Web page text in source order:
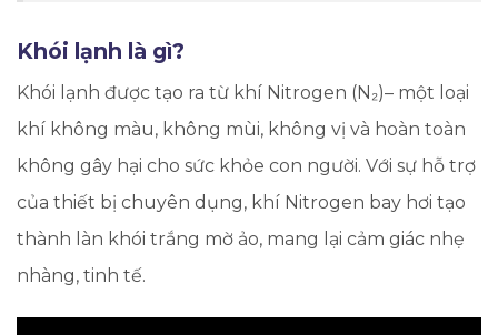
Khói lạnh là gì?
Khói lạnh được tạo ra từ khí Nitrogen (N₂)– một loại
khí không màu, không mùi, không vị và hoàn toàn
không gây hại cho sức khỏe con người. Với sự hỗ trợ
của thiết bị chuyên dụng, khí Nitrogen bay hơi tạo
thành làn khói trắng mờ ảo, mang lại cảm giác nhẹ
nhàng, tinh tế.